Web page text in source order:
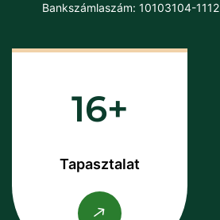
Bankszámlaszám: 10103104-
16
Tapasztalat